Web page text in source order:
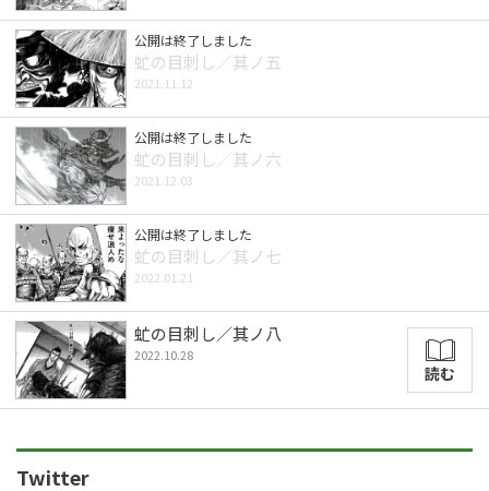
公開は終了しました
虻の目刺し／其ノ五
2021.11.12
公開は終了しました
虻の目刺し／其ノ六
2021.12.03
公開は終了しました
虻の目刺し／其ノ七
2022.01.21
虻の目刺し／其ノ八
2022.10.28
読む
Twitter